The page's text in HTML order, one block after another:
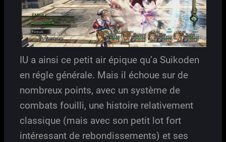
IU a ainsi ce petit air épique qu’a Suikoden
en régle générale. Mais il échoue sur de
nombreux points, avec un système de
combats fouilli, une histoire relativement
classique (mais avec son petit lot fort
intéressant de rebondissements) et ses